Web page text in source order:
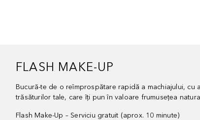
FLASH MAKE-UP
Bucură-te de o reîmprospătare rapidă a machiajului, cu
trăsăturilor tale, care îți pun în valoare frumusețea
Flash Make-Up – Serviciu gratuit (aprox. 10 minute)